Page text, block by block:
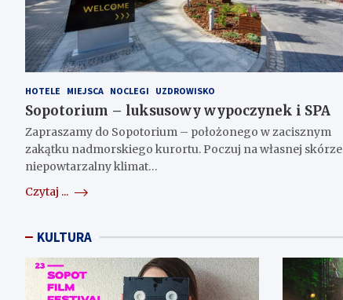
HOTELE MIEJSCA NOCLEGI UZDROWISKO
Sopotorium – luksusowy wypoczynek i SPA
Zapraszamy do Sopotorium – położonego w zacisznym
zakątku nadmorskiego kurortu. Poczuj na własnej skórze
niepowtarzalny klimat…
Czytaj ...
KULTURA